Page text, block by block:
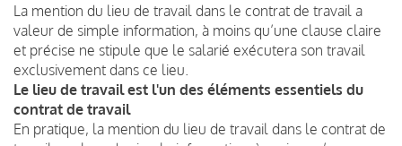
La mention du lieu de travail dans le contrat de travail a
valeur de simple information, à moins qu’une clause claire
et précise ne stipule que le salarié exécutera son travail
exclusivement dans ce lieu.
Le lieu de travail est l'un des éléments essentiels du
contrat de travail
En pratique, la mention du lieu de travail dans le contrat de